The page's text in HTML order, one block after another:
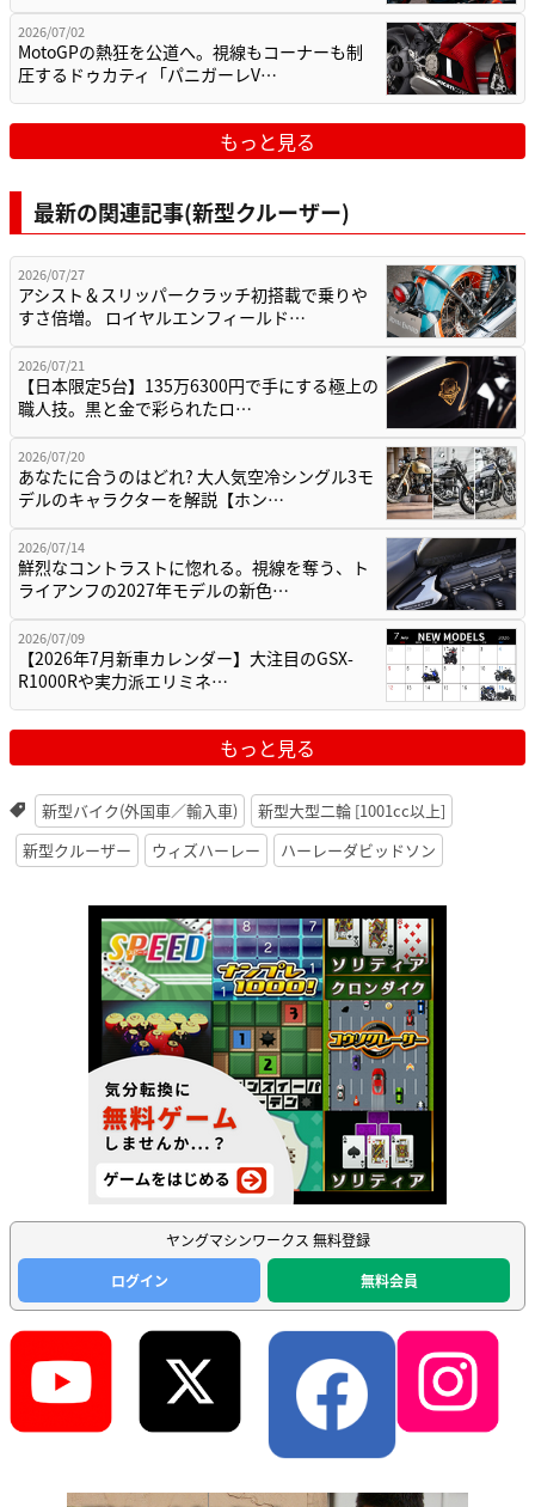
2026/07/02
MotoGPの熱狂を公道へ。視線もコーナーも制
圧するドゥカティ「パニガーレV…
もっと見る
最新の関連記事(新型クルーザー)
2026/07/27
アシスト＆スリッパークラッチ初搭載で乗りや
すさ倍増。 ロイヤルエンフィールド…
2026/07/21
【日本限定5台】135万6300円で手にする極上の
職人技。黒と金で彩られたロ…
2026/07/20
あなたに合うのはどれ? 大人気空冷シングル3モ
デルのキャラクターを解説【ホン…
2026/07/14
鮮烈なコントラストに惚れる。視線を奪う、ト
ライアンフの2027年モデルの新色…
2026/07/09
【2026年7月新車カレンダー】大注目のGSX-
R1000Rや実力派エリミネ…
もっと見る
新型バイク(外国車／輸入車)
新型大型二輪 [1001cc以上]
新型クルーザー
ウィズハーレー ハーレーダビッドソン
ヤングマシンワークス 無料登録
ログイン
無料会員